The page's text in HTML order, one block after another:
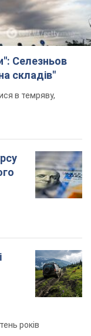
Селезньов
складів"
в темряву,
років